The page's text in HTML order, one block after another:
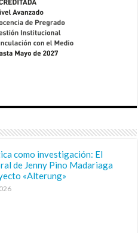
como investigación: El
de Jenny Pino Madariaga
«Alterung»